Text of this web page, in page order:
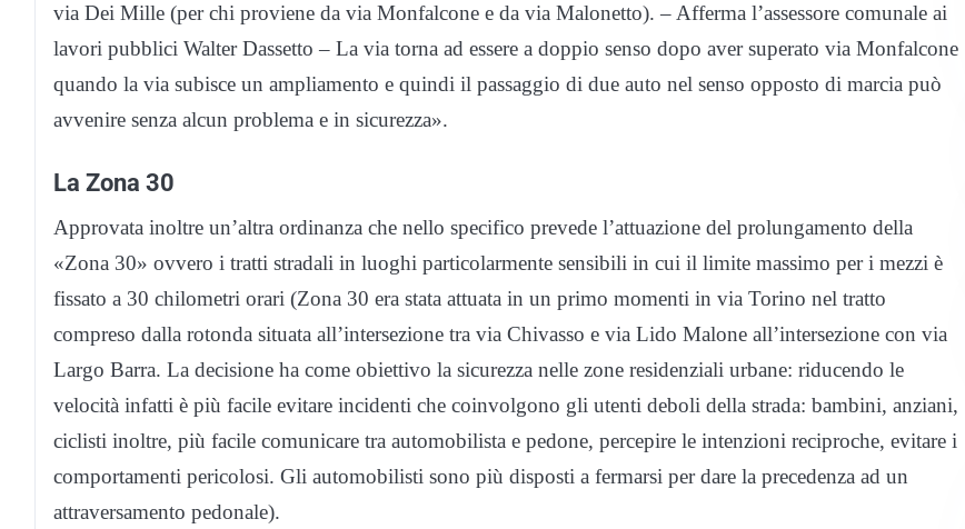
via Dei Mille (per chi proviene da via Monfalcone e da via Malonetto). – Afferma l’assessore comunale ai
lavori pubblici Walter Dassetto – La via torna ad essere a doppio senso dopo aver superato via Monfalcone
quando la via subisce un ampliamento e quindi il passaggio di due auto nel senso opposto di marcia può
avvenire senza alcun problema e in sicurezza».
La Zona 30
Approvata inoltre un’altra ordinanza che nello specifico prevede l’attuazione del prolungamento della
«Zona 30» ovvero i tratti stradali in luoghi particolarmente sensibili in cui il limite massimo per i mezzi è
fissato a 30 chilometri orari (Zona 30 era stata attuata in un primo momenti in via Torino nel tratto
compreso dalla rotonda situata all’intersezione tra via Chivasso e via Lido Malone all’intersezione con via
Largo Barra. La decisione ha come obiettivo la sicurezza nelle zone residenziali urbane: riducendo le
velocità infatti è più facile evitare incidenti che coinvolgono gli utenti deboli della strada: bambini, anziani,
ciclisti inoltre, più facile comunicare tra automobilista e pedone, percepire le intenzioni reciproche, evitare i
comportamenti pericolosi. Gli automobilisti sono più disposti a fermarsi per dare la precedenza ad un
attraversamento pedonale).